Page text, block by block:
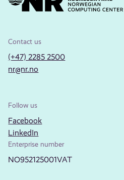
Contact us
(+47) 2285 2500
nr@nr.no
Follow us
Facebook
LinkedIn
Enterprise number
NO952125001VAT